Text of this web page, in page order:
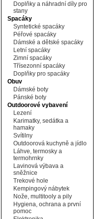
Doplňky a náhradní díly pro
stany
Spacáky
Syntetické spacáky
Péřové spacáky
Dámské a dětské spacáky
Letní spacáky
Zimní spacáky
Třísezonní spacáky
Doplňky pro spacáky
Obuv
Dámské boty
Pánské boty
Outdoorové vybavení
Lezení
Karimatky, sedátka a
hamaky
Svítilny
Outdoorová kuchyně a jídlo
Láhve, termosky a
termohrnky
Lavinová výbava a
sněžnice
Trekové hole
Kempingový nábytek
Nože, multitooly a pily
Hygiena, ochrana a první
pomoc